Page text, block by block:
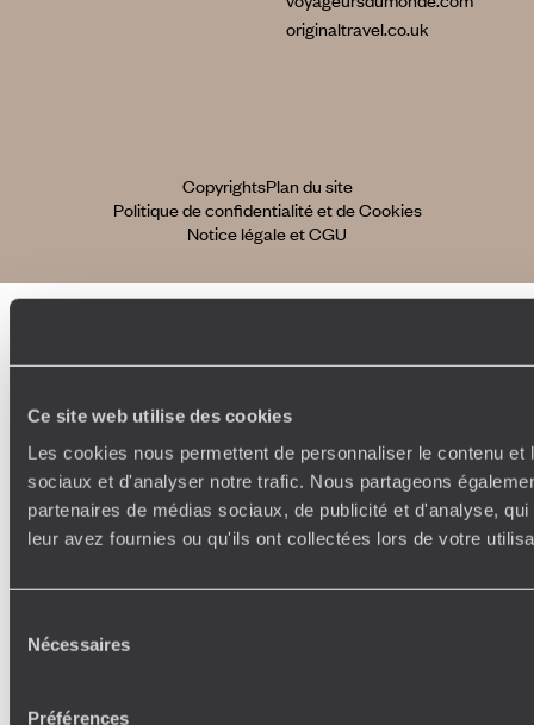
Ce site web utilise des cookies
Les cookies nous permettent de personnaliser le contenu
sociaux et d'analyser notre trafic. Nous partageons
partenaires de médias sociaux, de publicité et d'analyse,
leur avez fournies ou qu'ils ont collectées lors de votre
Nécessaires
Préférences
originaltravel.co.uk
CopyrightsPlan du site
Politique de confidentialité et de Cookies
Notice légale et CGU